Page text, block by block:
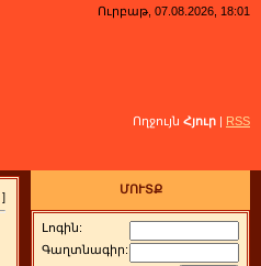
Ուրբաթ, 07.08.2026, 18:01
Ողջույն Հյուր | RSS
]
ՄՈՒՏՔ
Լոգին:
Գաղտնագիր: